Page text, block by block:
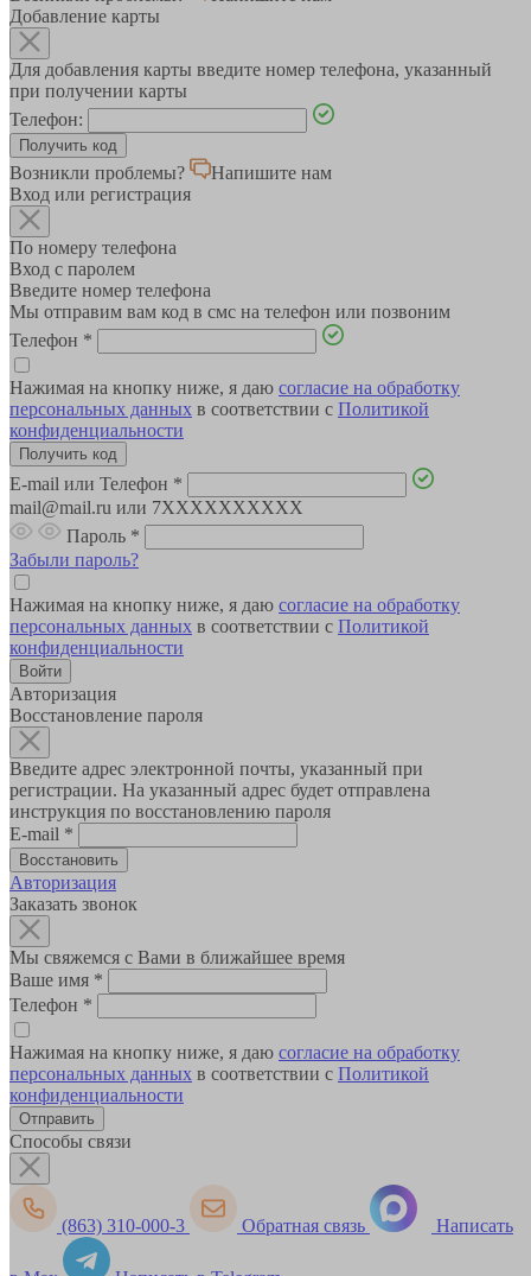
Добавление карты
Для добавления карты введите номер телефона, указанный
при получении карты
Телефон:
Возникли проблемы?
Напишите нам
Вход или регистрация
По номеру телефона
Вход с паролем
Введите номер телефона
Мы отправим вам код в смс на телефон или позвоним
Телефон *
Нажимая на кнопку ниже, я даю согласие на обработку
персональных данных в соответствии с Политикой
конфиденциальности
E-mail или Телефон *
mail@mail.ru или 7XXXXXXXXXX
Пароль *
Забыли пароль?
Нажимая на кнопку ниже, я даю согласие на обработку
персональных данных в соответствии с Политикой
конфиденциальности
Авторизация
Восстановление пароля
Введите адрес электронной почты, указанный при
регистрации. На указанный адрес будет отправлена
инструкция по восстановлению пароля
E-mail *
Авторизация
Заказать звонок
Мы свяжемся с Вами в ближайшее время
Ваше имя *
Телефон *
Нажимая на кнопку ниже, я даю согласие на обработку
персональных данных в соответствии с Политикой
конфиденциальности
Способы связи
(863) 310-000-3 Обратная связь Написать